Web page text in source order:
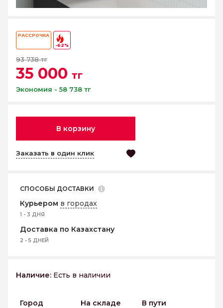
РАССРОЧКА
-62%
93 738 тг
35 000 тг
Экономия - 58 738 тг
В корзину
Заказать в один клик
СПОСОБЫ ДОСТАВКИ
Курьером в городах
1 - 3 ДНЯ
Доставка по Казахстану
2 - 5 ДНЕЙ
Наличие: Есть в наличии
Город На складе
В пути